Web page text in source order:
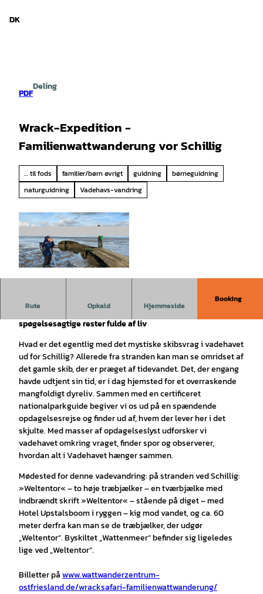
DK
PDF
Deling
Wrack-Expedition -
Familienwattwanderung vor Schillig
… til fods familier/børn øvrigt guidning
børneguidning
naturguidning
Vadehavs-vandring
iesland |CC-BY-SA
Rute Opkald Hjemmeside
Booking
Vandretur langs vandkanten
til skibsvraget –
spøgelsesagtige rester fulde af liv
Hvad er det egentlig med det mystiske skibsvrag i vadehavet
ud for Schillig? Allerede fra stranden kan man se omridset af
det gamle skib, der er præget af tidevandet. Det, der engang
havde udtjent sin tid, er i dag hjemsted for et overraskende
mangfoldigt dyreliv. Sammen med en certificeret
nationalparkguide begiver vi os ud på en spændende
opdagelsesrejse og finder ud af, hvem der lever her i det
skjulte. Med masser af opdagelseslyst udforsker vi
vadehavet omkring vraget, finder spor og observerer,
hvordan alt i Vadehavet hænger sammen.
Mødested for denne vadevandring: på stranden ved Schillig:
»Weltentor« – to høje træbjælker – en tværbjælke med
indbrændt skrift »Weltentor« – stående på diget – med
Hotel Upstalsboom i ryggen – kig mod vandet, og ca. 60
meter derfra kan man se de træbjælker, der udgør
„Weltentor“. Byskiltet „Wattenmeer“ befinder sig ligeledes
lige ved „Weltentor“.
Billetter påwww.wattwanderzentrum-
ostfriesland.de/wracksafari-familienwattwanderung/